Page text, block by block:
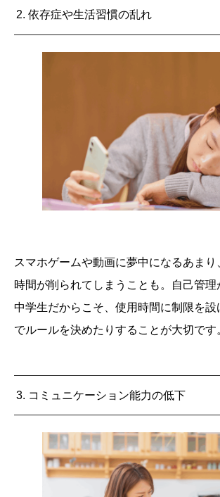
2. 依存症や生活習慣の乱れ
スマホゲームや動画に夢中になるあま
時間が削られてしまうことも。自己管
中学生だからこそ、使用時間に制限を設
でルールを決めたりすることが大切です
3. コミュニケーション能力の低下